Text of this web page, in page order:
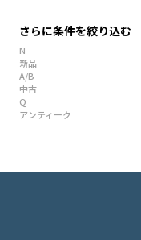
さらに条件を絞り込む
N
新品
A/B
中古
Q
アンティーク